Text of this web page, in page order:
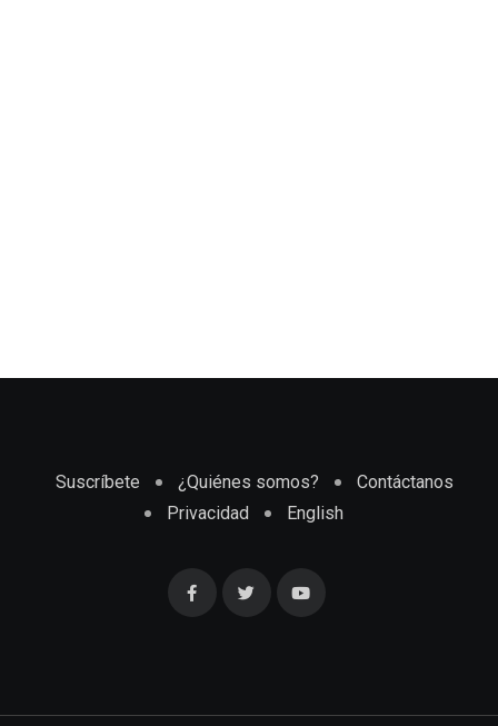
Suscríbete ¿Quiénes somos?
Contáctanos
Privacidad
English